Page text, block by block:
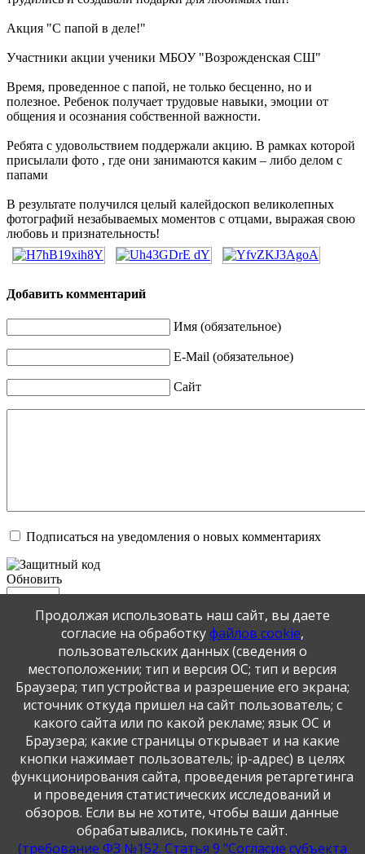
Акция "С папой в деле!"
Участники акции ученики МБОУ "Возрожденская СШ"
Время, проведенное с папой, не только бесценно, но и
полезное. Ребенок получает трудовые навыки, эмоции от
общения и осознания собственной важности.
Ребята с удовольствием поддержали акцию. В рамках которой
присылали фото , где они занимаются каким – либо делом с
папами
В результате получился целый калейдоскоп великолепных
фотографий незабываемых моментов с отцами, выражая свою
любовь и признательность!
Добавить комментарий
Имя (обязательное)
E-Mail (обязательное)
Сайт
Подписаться на уведомления о новых комментариях
Обновить
Отправить
JComments
Публикация персональных данных, в том числе
фотографий, производится в соответствии с
Федеральным законом от 27.07.2006 г. № 152-ФЗ " О
персональных данных", с согласия субъекта персональных
данных".
Продолжая использовать наш сайт, вы даете
согласие на обработкуфайлов cookie,
пользовательских данных (сведения о
местоположении; тип и версия ОС; тип и версия
Браузера; тип устройства и разрешение его экрана;
источник откуда пришел на сайт пользователь; с
какого сайта или по какой рекламе; язык ОС и
Браузера; какие страницы открывает и на какие
кнопки нажимает пользователь; ip-адрес) в целях
функционирования сайта, проведения ретаргетинга
и проведения статистических исследований и
обзоров. Если вы не хотите, чтобы ваши данные
обрабатывались, покиньте сайт.
(требование ФЗ №152. Статья 9 "Согласие субъекта